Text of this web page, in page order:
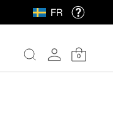
FR
0